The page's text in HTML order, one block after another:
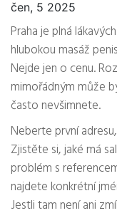
čen, 5 2025
Praha je plná
hlubokou masáž
Nejde jen o cenu.
mimořádným může
často nevšimnete.
Neberte první
Zjistěte si, jaké má
problém s
najdete konkrétní
Jestli tam není ani